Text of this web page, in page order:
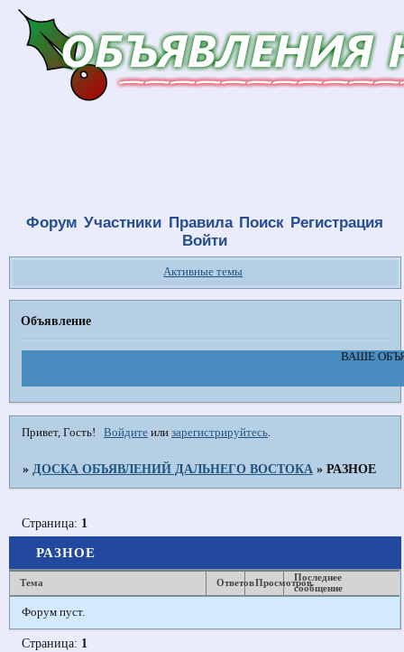
Форум Участники Правила Поиск Регистрация
Войти
Активные темы
Объявление
ВАШЕ
Привет, Гость! Войдите илизарегистрируйтесь
»ДОСКА ОБЪЯВЛЕНИЙ ДАЛЬНЕГО ВОСТОКА »РАЗНОЕ
РАЗНОЕ
Страница: 1
Тема ОтветовПросмотровПоследнее
сообщение
Форум пуст.
Страница: 1